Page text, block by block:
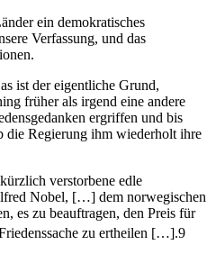
ein demokratisches
Verfassung, und das
ist der eigentliche Grund,
früher als irgend eine andere
ergriffen und bis
die Regierung ihm wiederholt ihre
verstorbene edle
Nobel, […] dem norwegischen
es zu beauftragen, den Preis für
zu ertheilen […].9